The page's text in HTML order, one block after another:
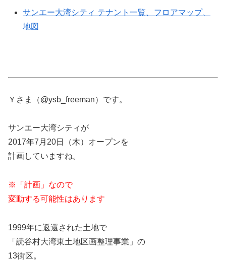
サンエー大湾シティ テナント一覧、フロアマップ、
地図
Ｙさま（@ysb_freeman）です。
サンエー大湾シティが
2017年7月20日（木）オープンを
計画していますね。
※「計画」なので
変動する可能性はあります
1999年に返還された土地で
「読谷村大湾東土地区画整理事業」の
13街区。